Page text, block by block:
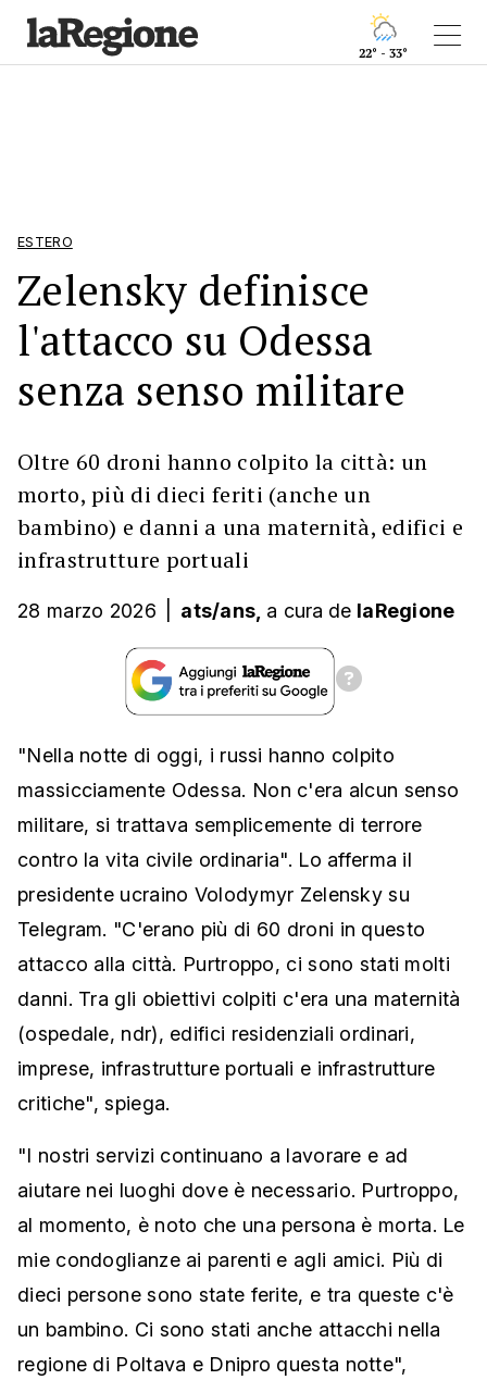
22° - 33°
ESTERO
Zelensky definisce
l'attacco su Odessa
senza senso militare
Oltre 60 droni hanno colpito la città: un
morto, più di dieci feriti (anche un
bambino) e danni a una maternità, edifici e
infrastrutture portuali
28 marzo 2026 ats/ans, a cura de laRegione
"Nella notte di oggi, i russi hanno colpito
massicciamente Odessa. Non c'era alcun senso
militare, si trattava semplicemente di terrore
contro la vita civile ordinaria". Lo afferma il
presidente ucraino Volodymyr Zelensky su
Telegram. "C'erano più di 60 droni in questo
attacco alla città. Purtroppo, ci sono stati molti
danni. Tra gli obiettivi colpiti c'era una maternità
(ospedale, ndr), edifici residenziali ordinari,
imprese, infrastrutture portuali e infrastrutture
critiche", spiega.
"I nostri servizi continuano a lavorare e ad
aiutare nei luoghi dove è necessario. Purtroppo,
al momento, è noto che una persona è morta. Le
mie condoglianze ai parenti e agli amici. Più di
dieci persone sono state ferite, e tra queste c'è
un bambino. Ci sono stati anche attacchi nella
regione di Poltava e Dnipro questa notte",